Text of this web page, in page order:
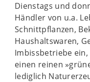
Dienstags und
Händler von u.a.
Schnittpflanzen,
Haushaltswaren,
Imbissbetriebe
einen reinen
lediglich